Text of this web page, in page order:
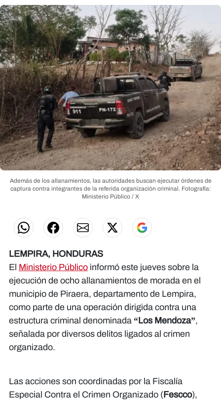
Además de los allanamientos, las autoridades buscan ejecutar órdenes de
captura contra integrantes de la referida organización criminal. Fotografía:
Ministerio Público / X
LEMPIRA, HONDURAS
El Ministerio Público informó este jueves sobre la
ejecución de ocho allanamientos de morada en el
municipio de Piraera, departamento de Lempira,
como parte de una operación dirigida contra una
estructura criminal denominada “Los Mendoza”,
señalada por diversos delitos ligados al crimen
organizado.
Las acciones son coordinadas por la Fiscalía
Especial Contra el Crimen Organizado (Fescco),